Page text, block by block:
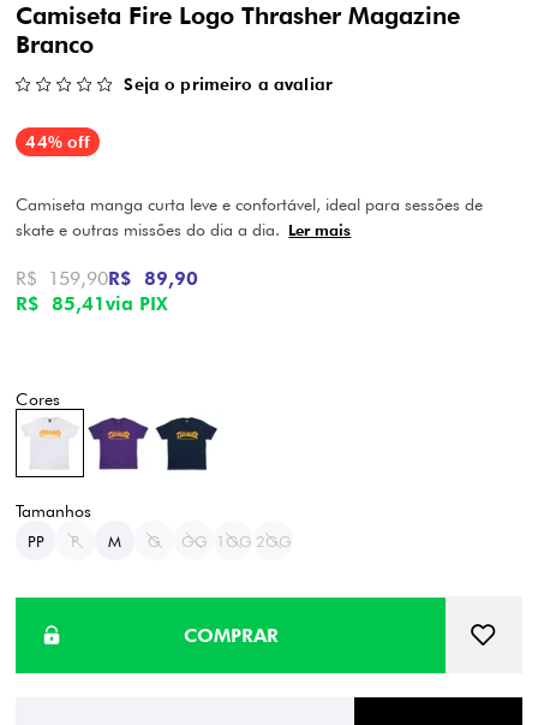
Camiseta Fire Logo Thrasher Magazine
Branco
Seja o primeiro a avaliar
44% off
Camiseta manga curta leve e confortável, ideal para sessões de
skate e outras missões do dia a dia. Ler mais
R$ 85,41via PIX
R$ 159,90R$ 89,90
PP P M G GG 1GG 2GG